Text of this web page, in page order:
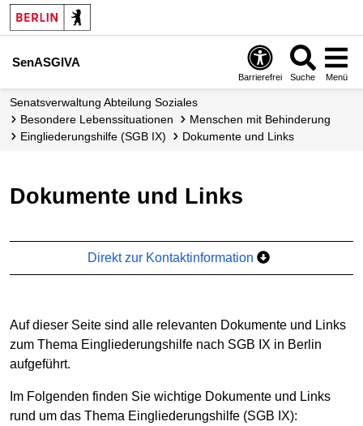
SenASGIVA
Barrierefrei Suche Menü
Senats­verwaltung Abteilung Soziales
Besondere Lebens­situationen
Menschen mit Behinderung
Eingliederungs­hilfe (SGB IX)
Dokumente und Links
Dokumente und Links
Direkt zur Kontaktinformation
Auf dieser Seite sind alle relevanten Dokumente und Links
zum Thema Eingliederungshilfe nach SGB IX in Berlin
aufgeführt.
Im Folgenden finden Sie wichtige Dokumente und Links
rund um das Thema Eingliederungshilfe (SGB IX):